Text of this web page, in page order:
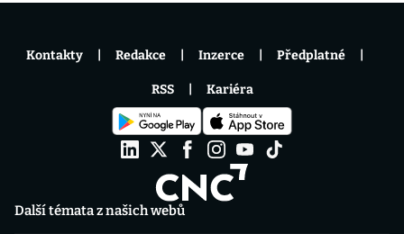
Další témata z našich webů
Kontakty Redakce Inzerce Předplatné
RSS Kariéra